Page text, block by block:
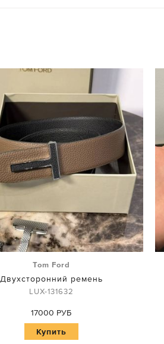
Tom Ford
Двухсторонний ремень
LUX-131632
17000 РУБ
Купить